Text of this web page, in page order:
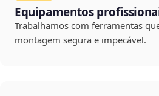
Equipamentos
Trabalhamos com ferramentas
montagem segura e impecável.